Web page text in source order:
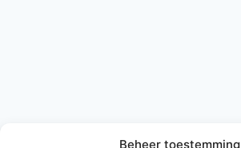
Beheer toestemming